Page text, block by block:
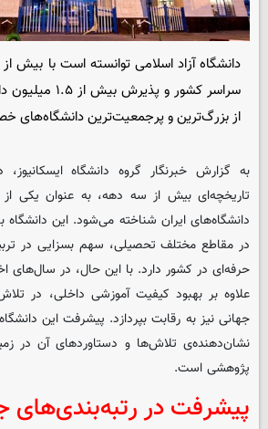
سراسر کشور و
از بزرگ‌ترین و پرجمعیت‌ترین دانشگاه‌های
به گزارش خبرنگار گروه دانشگاهایسکانیوز،
تاریخچه‌ای بیش از سه دهه، به عنوان یکی از
دانشگاه‌های ایران شناخته می‌شود. این دانشگاه
در مقاطع مختلف تحصیلی، سهم بسزایی در
حرفه‌ای در کشور دارد. با این حال، در سال‌های
علاوه بر بهبود کیفیت آموزشی داخلی، در
جهانی نیز به رقابت بپردازد. پیشرفت این
نشان‌دهنده‌ی تلاش‌ها و دستاوردهای آن در
پژوهشی است.
پیشرفت در رتبه‌بندی‌های